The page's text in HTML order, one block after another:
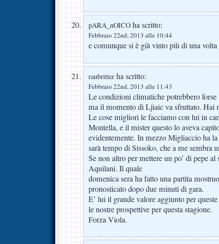
pARA_nOICO ha scritto:
Febbraio 22nd, 2013 alle 10:44
e comunque si è già vinto più di una volta
raubritter ha scritto:
Febbraio 22nd, 2013 alle 11:43
Le condizioni climatiche potrebbero
ma il momento di Ljiaic va sfruttato. Hai
Le cose migliori le facciamo con lui in
Montella, e il mister questo lo aveva
evidentemente. In mezzo Migliaccio ha
sarà tempo di Sissoko, che a me sembra
Se non altro per mettere un po’ di pepe
Aquilani. Il quale
domenica sera ha fatto una partita
pronosticato dopo due minuti di gara.
E’ lui il grande valore aggiunto per
le nostre prospettive per questa stagione.
Forza Viola.